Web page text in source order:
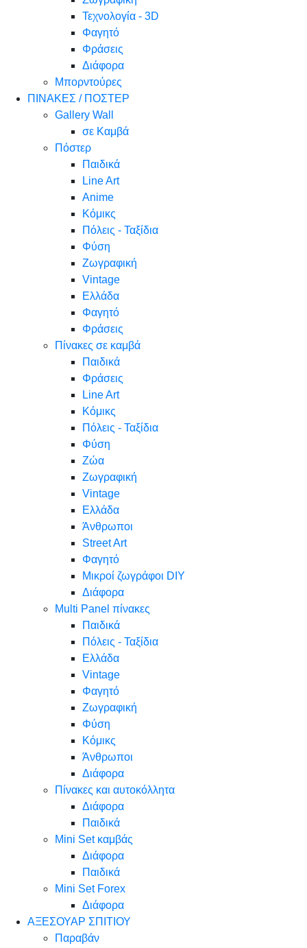
Τεχνολογία - 3D
Φαγητό
Φράσεις
Διάφορα
Μπορντούρες
ΠΙΝΑΚΕΣ / ΠΟΣΤΕΡ
Gallery Wall
σε Καμβά
Πόστερ
Παιδικά
Line Art
Anime
Κόμικς
Πόλεις - Ταξίδια
Φύση
Ζωγραφική
Vintage
Ελλάδα
Φαγητό
Φράσεις
Πίνακες σε καμβά
Παιδικά
Φράσεις
Line Art
Κόμικς
Πόλεις - Ταξίδια
Φύση
Ζώα
Ζωγραφική
Vintage
Ελλάδα
Άνθρωποι
Street Art
Φαγητό
Μικροί ζωγράφοι DIY
Διάφορα
Multi Panel πίνακες
Παιδικά
Πόλεις - Ταξίδια
Ελλάδα
Vintage
Φαγητό
Ζωγραφική
Φύση
Κόμικς
Άνθρωποι
Διάφορα
Πίνακες και αυτοκόλλητα
Διάφορα
Παιδικά
Mini Set καμβάς
Διάφορα
Παιδικά
Mini Set Forex
Διάφορα
ΑΞΕΣΟΥΑΡ ΣΠΙΤΙΟΥ
Παραβάν